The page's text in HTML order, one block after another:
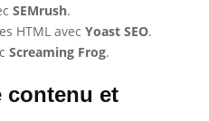
SEMrush.
HTML avec Yoast SEO.
Screaming Frog.
contenu et